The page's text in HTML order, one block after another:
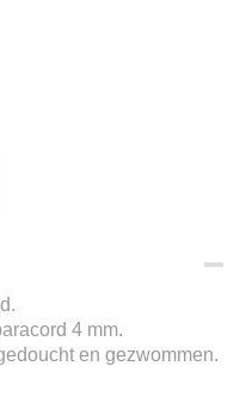
4 mm.
en gezwommen.